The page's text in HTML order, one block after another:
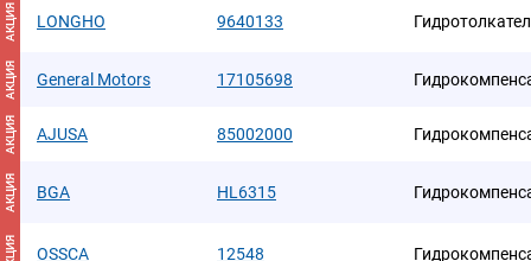
АКЦИЯ LONGHO 9640133
АКЦИЯ General Motors 17105698
АКЦИЯ AJUSA 85002000
АКЦИЯ BGA HL6315
OSSCA 12548